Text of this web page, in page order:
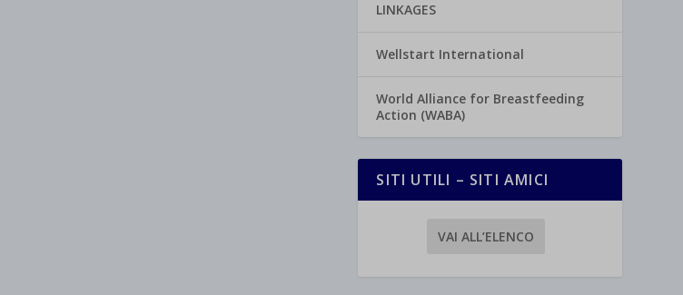
LINKAGES
Wellstart International
World Alliance for Breastfeeding
Action (WABA)
SITI UTILI – SITI AMICI
VAI ALL’ELENCO